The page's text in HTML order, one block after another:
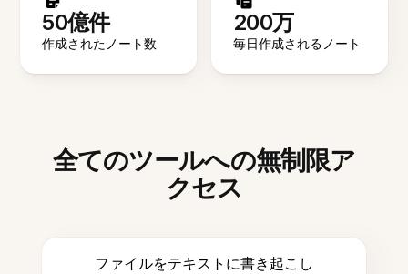
50億件
作成されたノート数
200万
毎日作成されるノート
全てのツールへの無制限ア
クセス
ファイルをテキストに書き起こし